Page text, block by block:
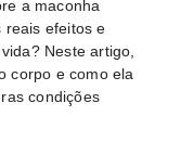
a maconha
reais efeitos e
Neste artigo,
corpo e como ela
condições